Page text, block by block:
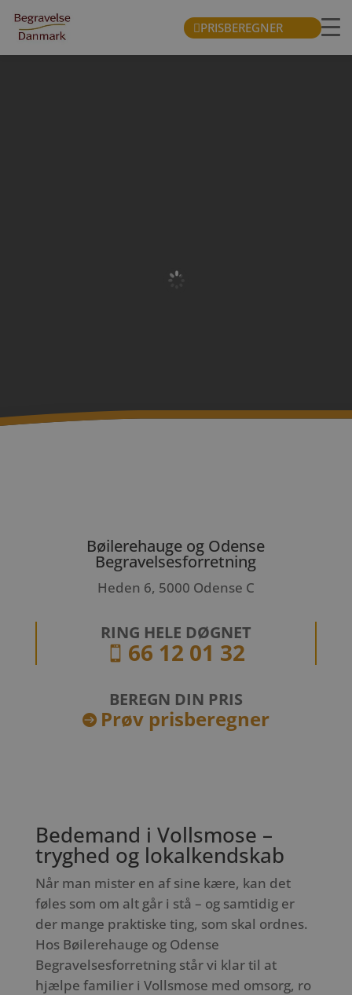
PRISBEREGNER
Bøilerehauge og Odense
Begravelsesforretning
Heden 6, 5000 Odense C
RING HELE DØGNET
 66 12 01 32
BEREGN DIN PRIS
 Prøv prisberegner
Bedemand i Vollsmose –
tryghed og lokalkendskab
Når man mister en af sine kære, kan det
føles som om alt går i stå – og samtidig er
der mange praktiske ting, som skal ordnes.
Hos Bøilerehauge og Odense
Begravelsesforretning står vi klar til at
hjælpe familier i Vollsmose med omsorg, ro